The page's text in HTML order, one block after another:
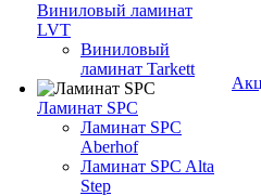
Виниловый ламинат
LVT
Виниловый
ламинат Tarkett
Ламинат SPC
Ламинат SPC
Aberhof
Ламинат SPC Alta
Step